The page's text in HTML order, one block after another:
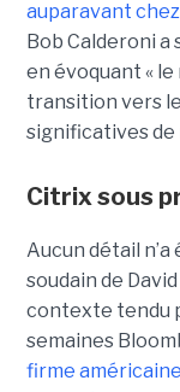
auparavant
Bob Calderoni a
en évoquant «
transition vers
significatives de
Citrix sous
Aucun détail
soudain de
contexte tendu
semaines
firme